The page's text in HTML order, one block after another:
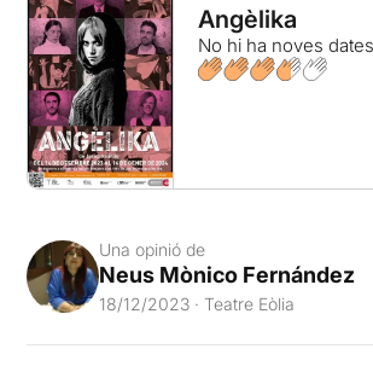
Angèlika
No hi ha noves
Una opinió de
Neus Mònico Fernández
18/12/2023 · Teatre Eòlia